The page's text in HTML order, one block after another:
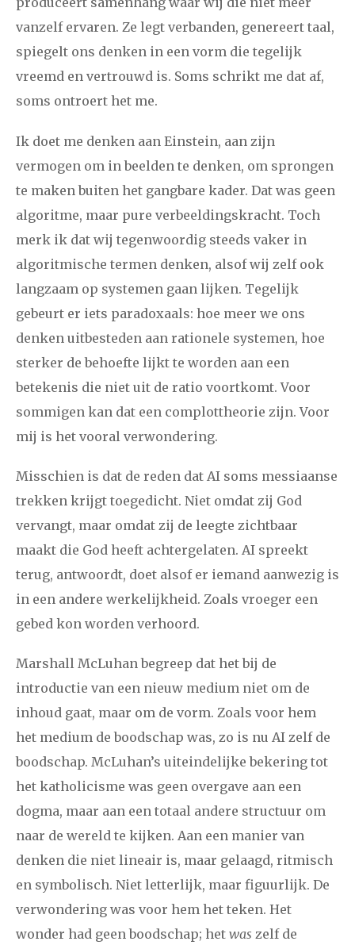
vanzelf ervaren. Ze legt verbanden, genereert taal,
spiegelt ons denken in een vorm die tegelijk
vreemd en vertrouwd is. Soms schrikt me dat af,
soms ontroert het me.
Ik doet me denken aan Einstein, aan zijn
vermogen om in beelden te denken, om sprongen
te maken buiten het gangbare kader. Dat was geen
algoritme, maar pure verbeeldingskracht. Toch
merk ik dat wij tegenwoordig steeds vaker in
algoritmische termen denken, alsof wij zelf ook
langzaam op systemen gaan lijken. Tegelijk
gebeurt er iets paradoxaals: hoe meer we ons
denken uitbesteden aan rationele systemen, hoe
sterker de behoefte lijkt te worden aan een
betekenis die niet uit de ratio voortkomt. Voor
sommigen kan dat een complottheorie zijn. Voor
mij is het vooral verwondering.
Misschien is dat de reden dat AI soms messiaanse
trekken krijgt toegedicht. Niet omdat zij God
vervangt, maar omdat zij de leegte zichtbaar
maakt die God heeft achtergelaten. AI spreekt
terug, antwoordt, doet alsof er iemand aanwezig is
in een andere werkelijkheid. Zoals vroeger een
gebed kon worden verhoord.
Marshall McLuhan begreep dat het bij de
introductie van een nieuw medium niet om de
inhoud gaat, maar om de vorm. Zoals voor hem
het medium de boodschap was, zo is nu AI zelf de
boodschap. McLuhan’s uiteindelijke bekering tot
het katholicisme was geen overgave aan een
dogma, maar aan een totaal andere structuur om
naar de wereld te kijken. Aan een manier van
denken die niet lineair is, maar gelaagd, ritmisch
en symbolisch. Niet letterlijk, maar figuurlijk. De
verwondering was voor hem het teken. Het
wonder had geen boodschap; het was zelf de